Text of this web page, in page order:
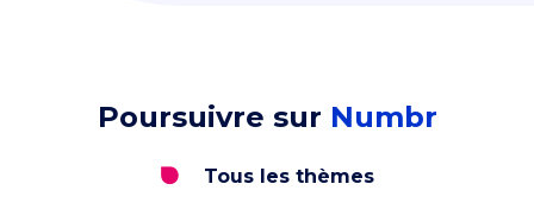
Poursuivre sur Numbr
Tous les thèmes